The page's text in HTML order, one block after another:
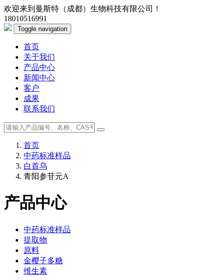
欢迎来到曼斯特（成都）生物科技有限公司！
18010516991
Toggle navigation
首页
关于我们
产品中心
新闻中心
客户
成果
联系我们
首页
中药标准样品
白首乌
青阳参苷元A
产品中心
中药标准样品
提取物
原料
金樱子多糖
维生素